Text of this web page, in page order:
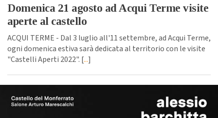
Domenica 21 agosto ad Acqui Terme visite
aperte al castello
ACQUI TERME - Dal 3 luglio all'11 settembre, ad Acqui Terme,
ogni domenica estiva sarà dedicata al territorio con le visite
"Castelli Aperti 2022". [...]